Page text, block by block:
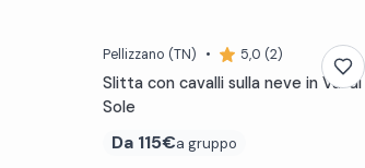
Pellizzano (TN) • 5,0 (2)
Slitta con cavalli sulla neve in Val di
Sole
Da 115€a gruppo